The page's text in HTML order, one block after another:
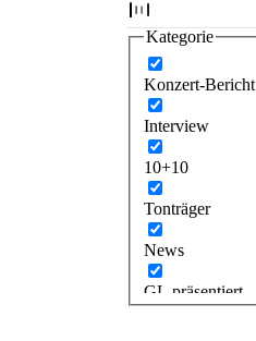
Kategorie
Konzert-Bericht
Interview
10+10
Tonträger
News
GL präsentiert